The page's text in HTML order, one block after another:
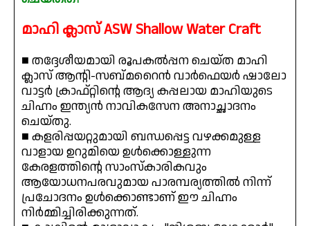
മാഹി ക്ലാസ് ASW Shallow Water Craft
■ തദ്ദേശീയമായി രൂപകൽപ്പന ചെയ്ത മാഹി
ക്ലാസ് ആന്റി-സബ്മറൈൻ വാർഫെയർ ഷാലോ
വാട്ടർ ക്രാഫ്റ്റിന്റെ ആദ്യ കപ്പലായ മാഹിയുടെ
ചിഹ്നം ഇന്ത്യൻ നാവികസേന അനാച്ഛാദനം
ചെയ്തു.
■ കളരിപ്പയറ്റുമായി ബന്ധപ്പെട്ട വഴക്കമുള്ള
വാളായ ഉറുമിയെ ഉൾക്കൊള്ളുന്ന
കേരളത്തിന്റെ സാംസ്കാരികവും
ആയോധനപരവുമായ പാരമ്പര്യത്തിൽ നിന്ന്
പ്രചോദനം ഉൾക്കൊണ്ടാണ് ഈ ചിഹ്നം
നിർമ്മിച്ചിരിക്കുന്നത്.